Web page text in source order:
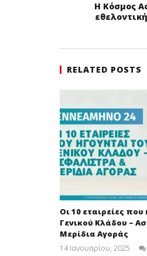
Η Κόσμος
RELATED POSTS
Οι 10 εταιρείες που
Γενικού Κλάδου –
Μερίδια Αγοράς
14 Ιανουαρίου, 2025